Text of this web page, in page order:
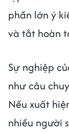
phần lớn ý
và tắt hoàn
Sự nghiệp
như câu
Nếu xuất
nhiều người